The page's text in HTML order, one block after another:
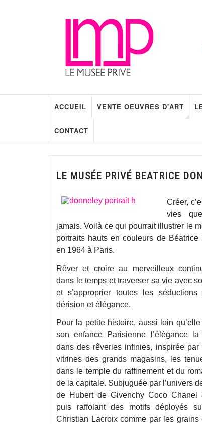
ACCUEIL VENTE OEUVRES D'ART
CONTACT
LE MUSÉE PRIVÉ BEATRICE
Créer,
vies
jamais. Voilà ce qui pourrait illustrer le
portraits hauts en couleurs de Béatrice
en 1964 à Paris.
Rêver et croire au merveilleux
dans le temps et traverser sa vie avec
et s’approprier toutes les
dérision et élégance.
Pour la petite histoire, aussi loin
son enfance Parisienne l’élégance la
dans des rêveries infinies, inspirée par
vitrines des grands magasins, les
dans le temple du raffinement et du
de la capitale. Subjuguée par l’univers
de Hubert de Givenchy Coco Chanel
puis raffolant des motifs déployés
Christian Lacroix comme par les grains